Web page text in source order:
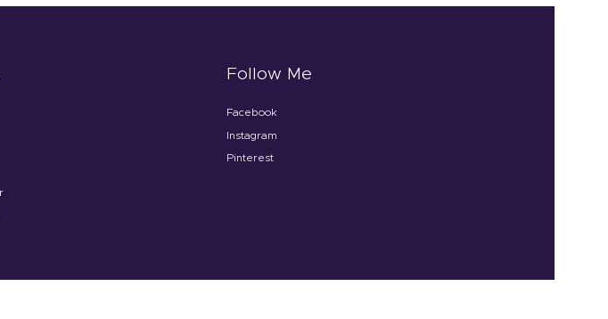
Follow Me
Facebook
Instagram
Pinterest